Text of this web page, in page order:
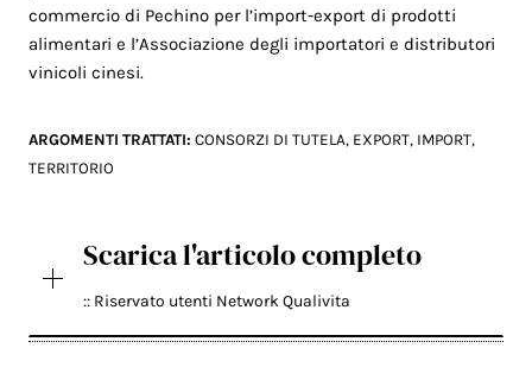
commercio di Pechino per l’import-export di prodotti
alimentari e l’Associazione degli importatori e distributori
vinicoli cinesi.
ARGOMENTI TRATTATI:CONSORZI DI TUTELA, EXPORT, IMPORT,
TERRITORIO
Scarica l'articolo completo
:: Riservato utenti Network Qualivita